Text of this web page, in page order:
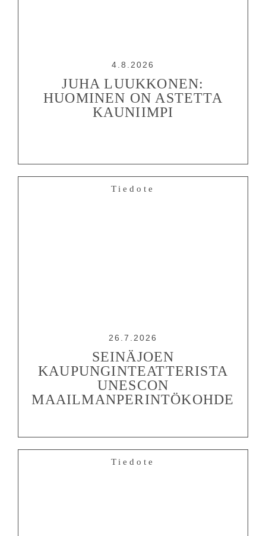
4.8.2026
JUHA LUUKKONEN:
HUOMINEN ON ASTETTA
KAUNIIMPI
Tiedote
26.7.2026
SEINÄJOEN
KAUPUNGINTEATTERISTA
UNESCON
MAAILMANPERINTÖKOHDE
Tiedote